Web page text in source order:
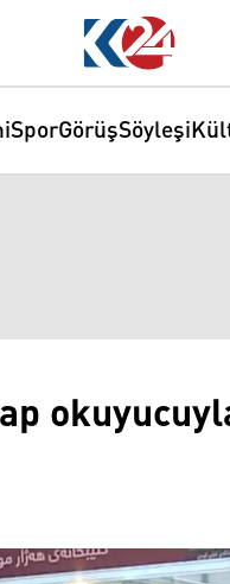
SporGörüşSöyleşi